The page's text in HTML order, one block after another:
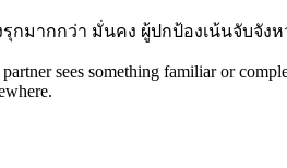
กมากกว่า มั่นคง ผู้ปกป้องเน้นจับจัง
sees something familiar or